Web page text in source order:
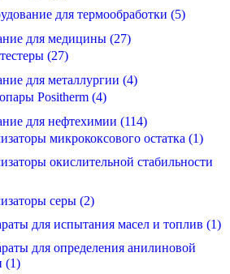
для термообработки (5)
для медицины (27)
(27)
для металлургии (4)
Positherm (4)
для нефтехимии (114)
микрококсового остатка (1)
окислительной стабильности
серы (2)
для испытания масел и топлив (1)
для определения анилиновой
(1)